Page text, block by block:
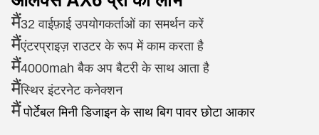
मैं32 वाईफ़ाई उपयोगकर्ताओं का समर्थन करें
मैंएंटरप्राइज़ राउटर के रूप में काम करता है
मैं4000mah बैक अप बैटरी के साथ आता है
मैंस्थिर इंटरनेट कनेक्शन
मैं पोर्टेबल मिनी डिजाइन के साथ बिग पावर छोटा आकार